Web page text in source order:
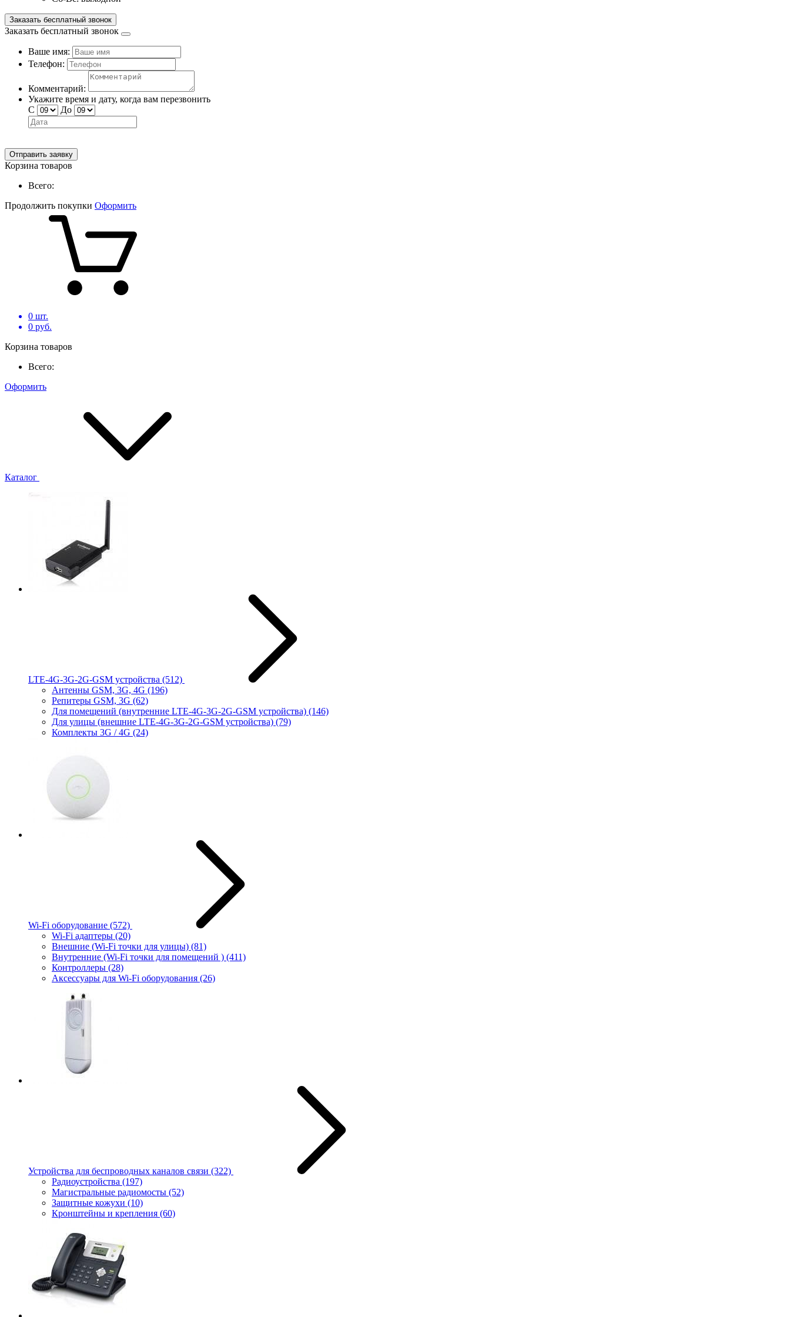
Заказать бесплатный звонок
Заказать бесплатный звонок
Ваше имя:
Телефон:
Комментарий:
Укажите время и дату, когда вам перезвонить
С
До
Отправить заявку
Корзина товаров
Всего:
Продолжить покупки Оформить
0 шт.
0 руб.
Корзина товаров
Всего:
Оформить
Каталог
LTE-4G-3G-2G-GSM устройства (512)
Антенны GSM, 3G, 4G (196)
Репитеры GSM, 3G (62)
Для помещений (внутренние LTE-4G-3G-2G-GSM устройства) (146)
Для улицы (внешние LTE-4G-3G-2G-GSM устройства) (79)
Комплекты 3G / 4G (24)
Wi-Fi оборудование (572)
Wi-Fi адаптеры (20)
Внешние (Wi-Fi точки для улицы) (81)
Внутренние (Wi-Fi точки для помещений ) (411)
Контроллеры (28)
Аксессуары для Wi-Fi оборудования (26)
Устройства для беспроводных каналов связи (322)
Радиоустройства (197)
Магистральные радиомосты (52)
Защитные кожухи (10)
Кронштейны и крепления (60)